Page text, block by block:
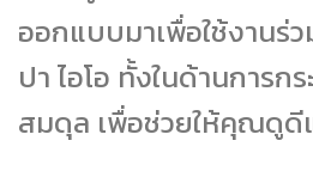
ออกแบบมาเพื่อใช้งานร่
ปา ไอโอ ทั้งในด้านการก
สมดุล เพื่อช่วยให้คุณดูดี